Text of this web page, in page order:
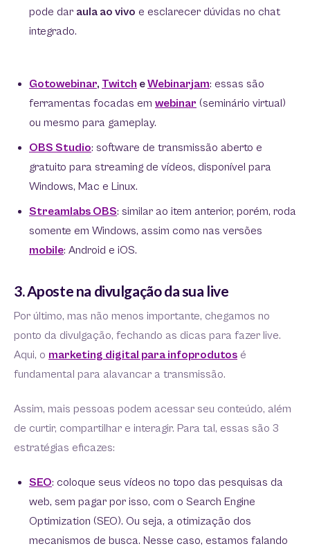
pode dar aula ao vivo e esclarecer dúvidas no chat
integrado.
Gotowebinar, Twitch eWebinarjam: essas são
ferramentas focadas em webinar (seminário virtual)
ou mesmo para gameplay.
OBS Studio: software de transmissão aberto e
gratuito para streaming de vídeos, disponível para
Windows, Mac e Linux.
Streamlabs OBS: similar ao item anterior, porém, roda
somente em Windows, assim como nas versões
mobile: Android e iOS.
3. Aposte na divulgação da sua live
Por último, mas não menos importante, chegamos no
ponto da divulgação, fechando as dicas para fazer live.
Aqui, o marketing digital para infoprodutos é
fundamental para alavancar a transmissão.
Assim, mais pessoas podem acessar seu conteúdo, além
de curtir, compartilhar e interagir. Para tal, essas são 3
estratégias eficazes:
SEO: coloque seus vídeos no topo das pesquisas da
web, sem pagar por isso, com o Search Engine
Optimization (SEO). Ou seja, a otimização dos
mecanismos de busca. Nesse caso, estamos falando